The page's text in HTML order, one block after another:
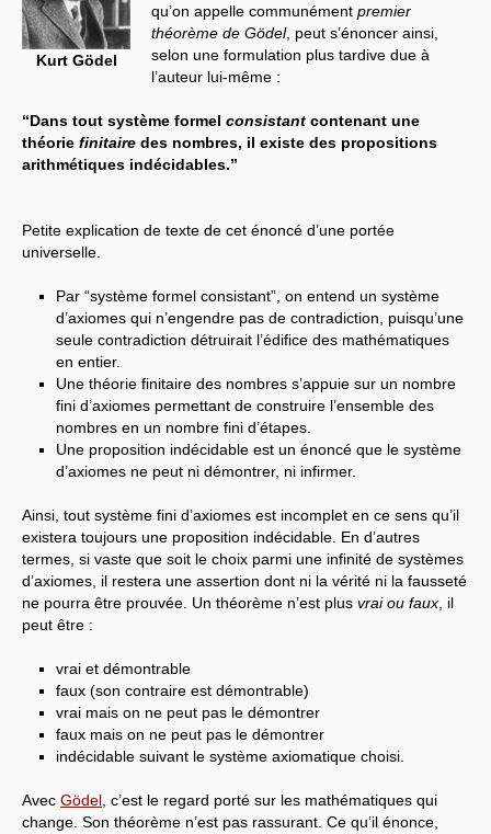
Kurt Gödel
qu’on appelle communément premier
théorème de Gödel, peut s’énoncer ainsi,
selon une formulation plus tardive due à
l’auteur lui-même :
“Dans tout système formel consistant contenant une
théorie finitaire des nombres, il existe des propositions
arithmétiques indécidables.”
Petite explication de texte de cet énoncé d’une portée
universelle.
Par “système formel consistant”, on entend un système
d’axiomes qui n’engendre pas de contradiction, puisqu’une
seule contradiction détruirait l’édifice des mathématiques
en entier.
Une théorie finitaire des nombres s’appuie sur un nombre
fini d’axiomes permettant de construire l’ensemble des
nombres en un nombre fini d’étapes.
Une proposition indécidable est un énoncé que le système
d’axiomes ne peut ni démontrer, ni infirmer.
Ainsi, tout système fini d’axiomes est incomplet en ce sens qu’il
existera toujours une proposition indécidable. En d’autres
termes, si vaste que soit le choix parmi une infinité de systèmes
d’axiomes, il restera une assertion dont ni la vérité ni la fausseté
ne pourra être prouvée. Un théorème n’est plus vrai ou faux, il
peut être :
vrai et démontrable
faux (son contraire est démontrable)
vrai mais on ne peut pas le démontrer
faux mais on ne peut pas le démontrer
indécidable suivant le système axiomatique choisi.
Avec Gödel, c’est le regard porté sur les mathématiques qui
change. Son théorème n’est pas rassurant. Ce qu’il énonce,